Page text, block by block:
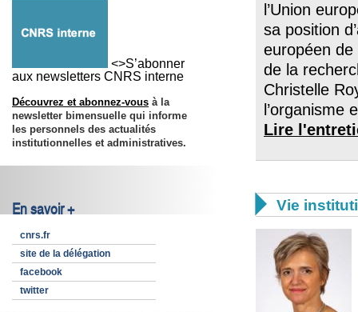
<>S’abonner
aux newsletters CNRS interne
Découvrez et abonnez-vous à la
newsletter bimensuelle qui informe
les personnels des actualités
institutionnelles et administratives.
En savoir +
cnrs.fr
site de la délégation
facebook
twitter
l’Union
sa position
européen
de la
Christelle
l’organisme
Lire
 Vie